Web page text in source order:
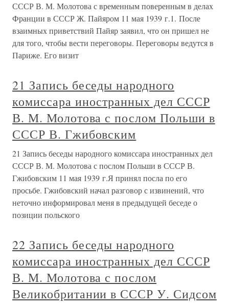
СССР В. М. Молотова с временным поверенным в делах
Франции в СССР Ж. Пайяром 11 мая 1939 г.1. После
взаимных приветствий Пайяр заявил, что он пришел не
для того, чтобы вести переговоры. Переговоры ведутся в
Париже. Его визит
21 Запись беседы народного
комиссара иностранных дел СССР
В. М. Молотова с послом Польши в
СССР В. Гжибовским
21 Запись беседы народного комиссара иностранных дел
СССР В. М. Молотова с послом Польши в СССР В.
Гжибовским 11 мая 1939 г.Я принял посла по его
просьбе. Гжибовский начал разговор с извинений, что
неточно информировал меня в предыдущей беседе о
позиции польского
22 Запись беседы народного
комиссара иностранных дел СССР
В. М. Молотова с послом
Великобритании в СССР У. Сидсом